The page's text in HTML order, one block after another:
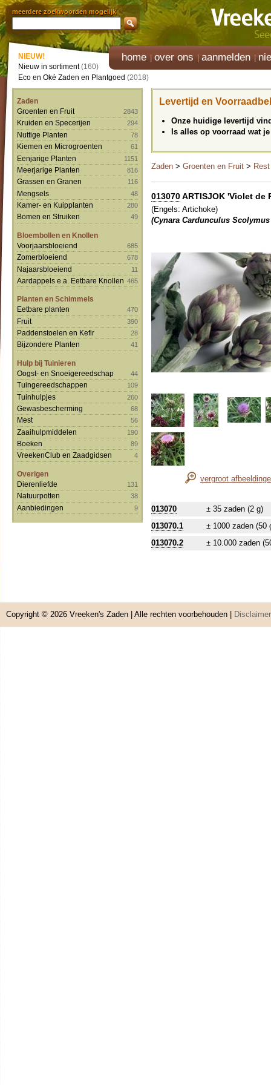
meerdere zoekwoorden mogelijk
home over ons aanmelden
NIEUW!
Nieuw in sortiment(160)
Eco en Oké Zaden en Plantgoed (2018)
Zaden
Groenten en Fruit
2843
Kruiden en Specerijen 294
Nuttige Planten 78
Kiemen en Microgroenten 61
Eenjarige Planten 1151
Meerjarige Planten 816
Grassen en Granen 116
Mengsels 48
Kamer- en Kuipplanten 280
Bomen en Struiken 49
Bloembollen en Knollen
Voorjaarsbloeiend
685
Zomerbloeiend 678
Najaarsbloeiend 11
Aardappels e.a. Eetbare Knollen 465
Planten en Schimmels
Eetbare planten
470
Fruit 390
Paddenstoelen en Kefir 28
Bijzondere Planten 41
Hulp bij Tuinieren
Oogst- en Snoeigereedschap
44
Tuingereedschappen 109
Tuinhulpjes 260
Gewasbescherming 68
Mest 56
Zaaihulpmiddelen 190
Boeken 89
VreekenClub en Zaadgidsen 4
Overigen
Dierenliefde
131
Natuurpotten 38
Aanbiedingen 9
Levertijd en
Onze huidige levertijd
Is alles op voorraad wat
Zaden > Groenten en Fruit >
013070ARTISJOK 'Violet de
(Engels: Artichoke)
(Cynara Cardunculus
vergroot
013070
± 35 zaden (2 g)
013070.1
± 1000 zaden (50
013070.2
± 10.000 zaden
Copyright © 2026 Vreeken's Zaden | Alle rechten voorbehouden | Disclaimer